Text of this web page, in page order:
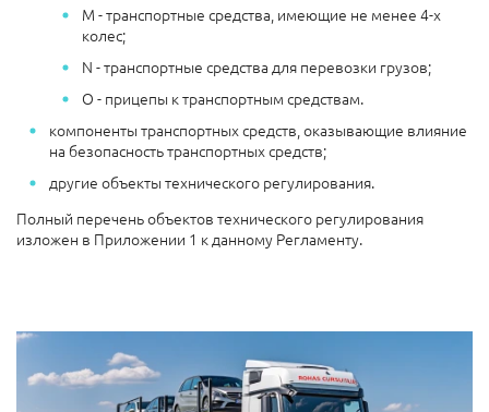
М - транспортные средства, имеющие не менее 4-х
колес;
N - транспортные средства для перевозки грузов;
О - прицепы к транспортным средствам.
компоненты транспортных средств, оказывающие влияние
на безопасность транспортных средств;
другие объекты технического регулирования.
Полный перечень объектов технического регулирования
изложен в Приложении 1 к данному Регламенту.